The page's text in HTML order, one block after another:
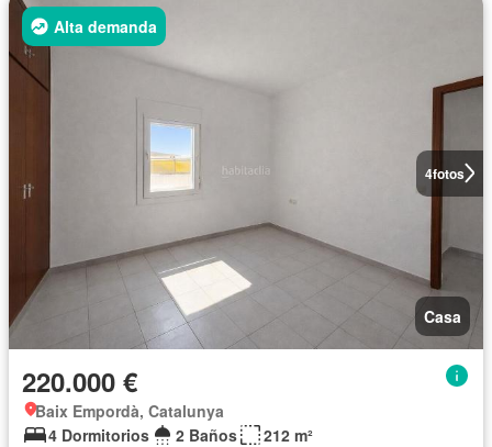
4fotos
Alta demanda
Casa
220.000 €
Baix Empordà, Catalunya
4 Dormitorios
2 Baños
212 m²